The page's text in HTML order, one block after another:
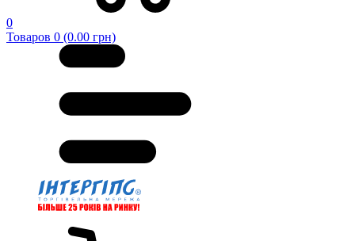
0
Товаров 0 (0.00 грн)